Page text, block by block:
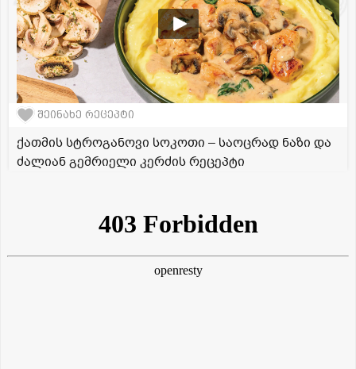
შეინახე რეცეპტი
ქათმის სტროგანოვი სოკოთი – საოცრად ნაზი და
ძალიან გემრიელი კერძის რეცეპტი